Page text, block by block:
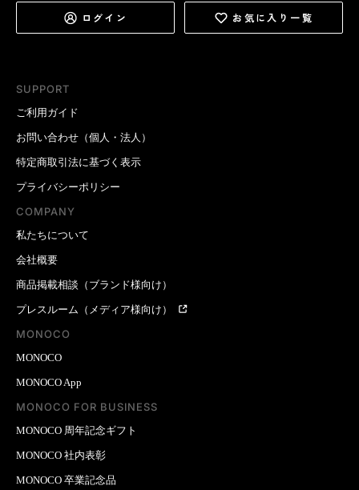
SUPPORT
ご利用ガイド
お問い合わせ（個人・法人）
特定商取引法に基づく表示
プライバシーポリシー
COMPANY
私たちについて
会社概要
商品掲載相談（ブランド様向け）
プレスルーム（メディア様向け）
MONOCO
MONOCO
MONOCO App
MONOCO FOR BUSINESS
MONOCO 周年記念ギフト
MONOCO 社内表彰
MONOCO 卒業記念品
ログイン お気に入り一覧